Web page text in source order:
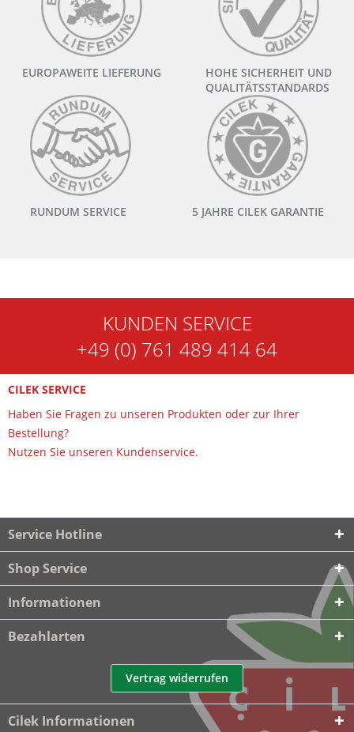
EUROPAWEITE LIEFERUNG
HOHE SICHERHEIT UND
QUALITÄTSSTANDARDS
RUNDUM SERVICE 5 JAHRE CILEK GARANTIE
KUNDEN SERVICE
+49 (0) 761 489 414 64
CILEK SERVICE
Haben Sie Fragen zu unseren Produkten oder zur Ihrer
Bestellung?
Nutzen Sie unseren Kundenservice.
Service Hotline
Shop Service
Informationen
Bezahlarten
Vertrag widerrufen
Cilek Informationen